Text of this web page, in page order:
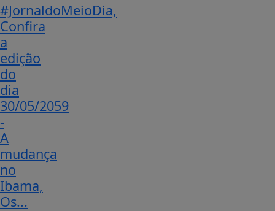
#JornaldoMeioDia,
Confira
a
edição
do
dia
30/05/2059
-
A
mudança
no
Ibama,
Os...